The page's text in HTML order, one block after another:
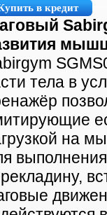
в кредит
тела в
на